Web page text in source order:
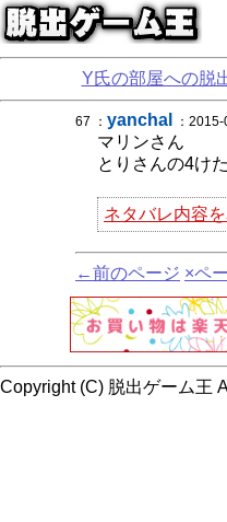
Y氏の部屋への脱
67 ： yanchal ：
マリンさん
とりさんの4け
ネタバレ内容
←前のページ ×ペ
Copyright (C) 脱出ゲーム王